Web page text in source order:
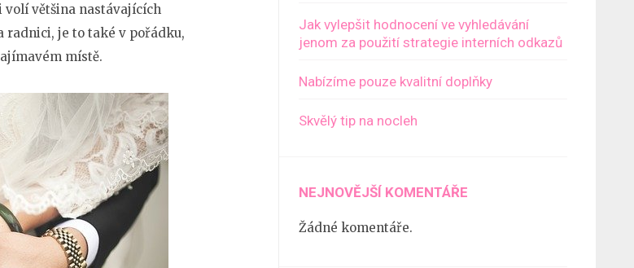
volí většina nastávajících
radnici, je to také v pořádku,
místě.
Jak vylepšit hodnocení ve vyhledávání
jenom za použití strategie interních odkazů
Nabízíme pouze kvalitní doplňky
Skvělý tip na nocleh
NEJNOVĚJŠÍ KOMENTÁŘE
Žádné komentáře.